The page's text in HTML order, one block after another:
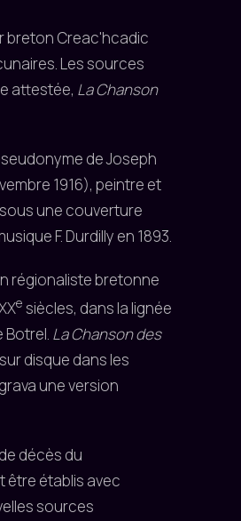
breton Creac'hcadic
Les sources
attestée, La Chanson
de Joseph
1916), peintre et
une couverture
F. Durdilly en 1893.
régionaliste bretonne
e siècles, dans la lignée
La Chanson des
disque dans les
une version
décès du
être établis avec
sources